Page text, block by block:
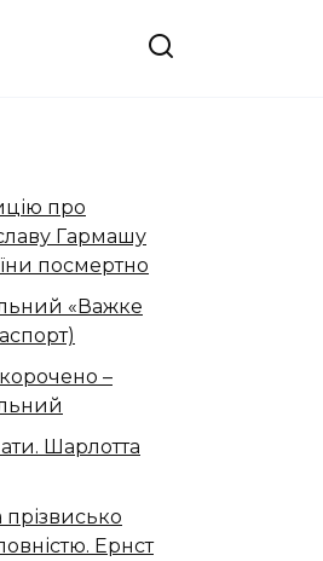
про
Гармашу
посмертно
«Важке
–
Шарлотта
прізвисько
Ернст